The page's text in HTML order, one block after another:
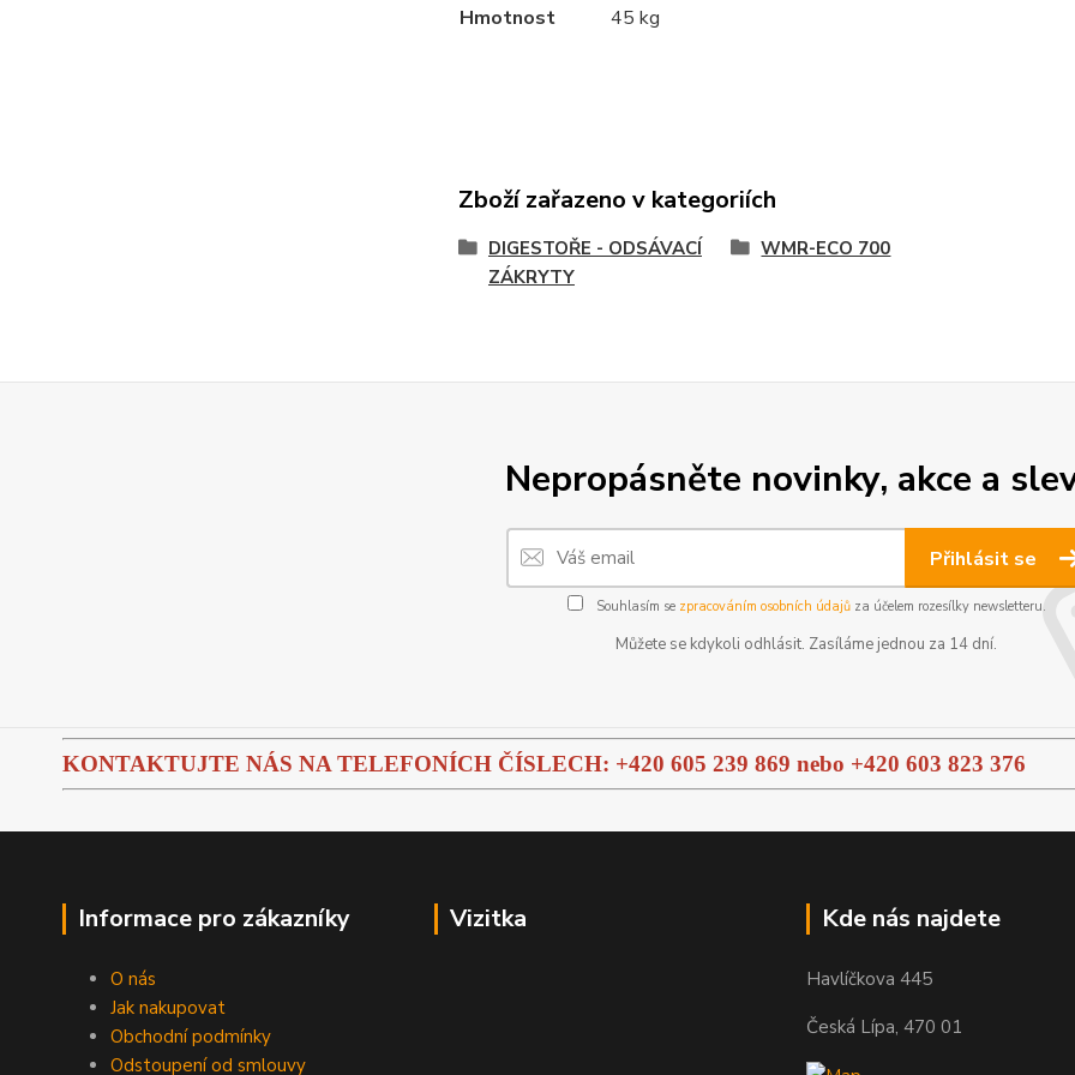
Hmotnost 45 kg
Zboží zařazeno v kategoriích
DIGESTOŘE - ODSÁVACÍ
ZÁKRYTY
WMR-ECO 700
Nepropásněte novinky, akce a
Přihlásit se
Souhlasím se zpracováním osobních údajůza účelem rozesílky newsletteru.
Můžete se kdykoli odhlásit. Zasíláme jednou za 14 dní.
KONTAKTUJTE NÁS NA TELEFONÍCH ČÍSLECH: +420 605 239 869 nebo +420 603 823 376
Informace pro zákazníky
O nás
Jak nakupovat
Obchodní podmínky
Odstoupení od smlouvy
Vizitka Kde nás najdete
Havlíčkova 445
Česká Lípa, 470 01